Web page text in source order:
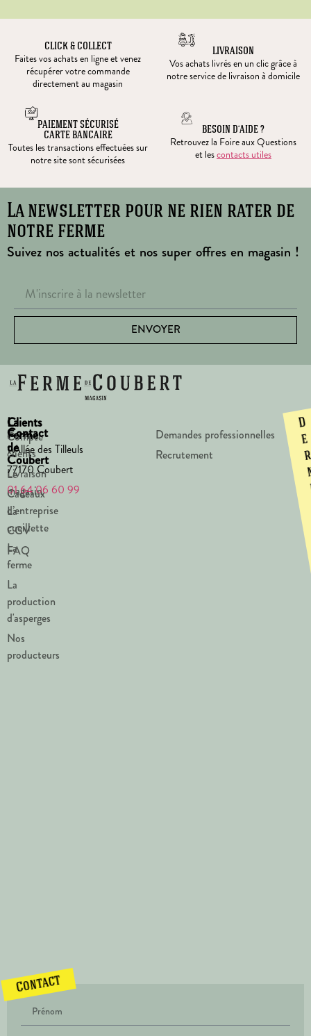
CLICK & COLLECT
Faites vos achats en ligne et venez
récupérer votre commande
directement au magasin
LIVRAISON
Vos achats livrés en un clic grâce à
notre service de livraison à domicile
PAIEMENT SÉCURISÉ
CARTE BANCAIRE
Toutes les transactions effectuées sur
notre site sont sécurisées
BESOIN D’AIDE ?
Retrouvez la Foire aux Questions
et lescontacts utiles
La newsletter pour ne rien rater de
notre ferme
Suivez nos actualités et nos super offres en magasin !
ENVOYER
La
Ferme
de
Coubert
Le
magasin
La
cueillette
La
ferme
La
production
d'asperges
Nos
producteurs
Clients
Compte
clients
Livraison
Cadeaux
d’entreprise
CGV
FAQ
Contact
1 Allée des Tilleuls
77170 Coubert
01 64 06 60 99
Demandes professionnelles
Recrutement
D
e
Contact